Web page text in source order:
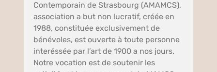
Contemporain de Strasbourg (AMAMCS),
association a but non lucratif, créée en
1988, constituée exclusivement de
bénévoles, est ouverte à toute personne
interéssée par l’art de 1900 a nos jours.
Notre vocation est de soutenir les